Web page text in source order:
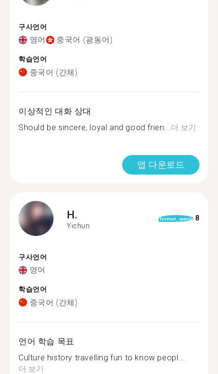
구사언어
영어 중국어 (광동어)
학습언어
중국어 (간체)
이상적인 대화 상대
Should be sincere, loyal and good frien... 더 보기
앱 다운로드
H.
Yichun
format_quote 8
구사언어
영어
학습언어
중국어 (간체)
언어 학습 목표
Culture history travelling fun to know peopl...
더 보기